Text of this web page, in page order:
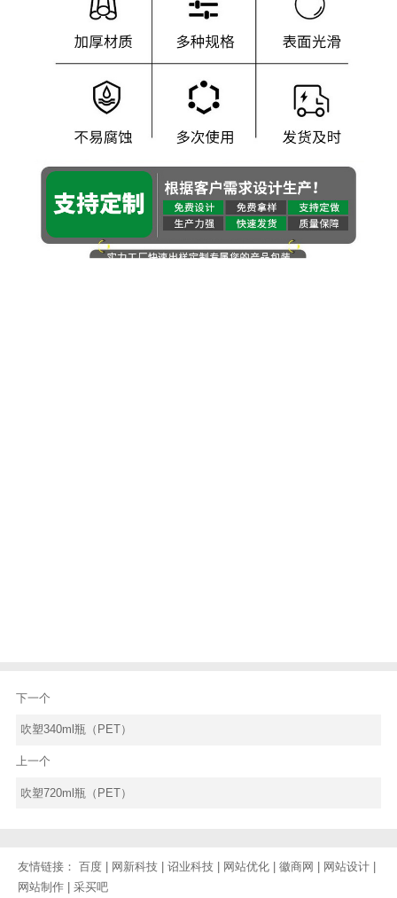
下一个
吹塑340ml瓶（PET）
上一个
吹塑720ml瓶（PET）
友情链接： 百度 网新科技 诏业科技 网站优化 徽商网 网站设计
网站制作
采买吧